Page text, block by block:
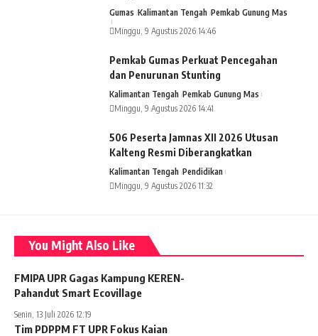
Gumas Kalimantan Tengah Pemkab Gunung Mas
Minggu, 9 Agustus 2026 14:46
Pemkab Gumas Perkuat Pencegahan
dan Penurunan Stunting
Kalimantan Tengah Pemkab Gunung Mas
Minggu, 9 Agustus 2026 14:41
506 Peserta Jamnas XII 2026 Utusan
Kalteng Resmi Diberangkatkan
Kalimantan Tengah Pendidikan
Minggu, 9 Agustus 2026 11:32
You Might Also Like
FMIPA UPR Gagas Kampung KEREN-
Pahandut Smart Ecovillage
Senin, 13 Juli 2026 12:19
Tim PDPPM FT UPR Fokus Kaian